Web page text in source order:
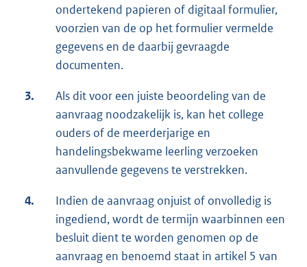
ondertekend papieren of digitaal formulier,
voorzien van de op het formulier vermelde
gegevens en de daarbij gevraagde
documenten.
3.
Als dit voor een juiste beoordeling van de
aanvraag noodzakelijk is, kan het college
ouders of de meerderjarige en
handelingsbekwame leerling verzoeken
aanvullende gegevens te verstrekken.
4.
Indien de aanvraag onjuist of onvolledig is
ingediend, wordt de termijn waarbinnen een
besluit dient te worden genomen op de
aanvraag en benoemd staat in artikel 5 van